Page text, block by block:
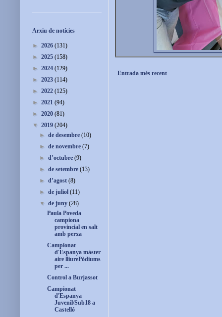
Entrada més recent
Arxiu de notícies
► 2026 (131)
► 2025 (158)
► 2024 (129)
► 2023 (114)
► 2022 (125)
► 2021 (94)
► 2020 (81)
▼ 2019 (204)
►de desembre(10)
►de novembre(7)
►d’octubre(9)
►de setembre(13)
►d’agost(8)
►de juliol(11)
▼de juny(28)
Paula Poveda
campiona
provincial en salt
amb perxa
Campionat
d'Espanya màster
aire lliurePòdiums
per ...
Control a Burjassot
Campionat
d'Espanya
Juvenil/Sub18 a
Castelló